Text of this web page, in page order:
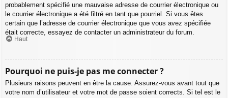
probablement spécifié une mauvaise adresse de courrier électronique ou
le courrier électronique a été filtré en tant que pourriel. Si vous êtes
certain que l’adresse de courrier électronique que vous avez spécifiée
était correcte, essayez de contacter un administrateur du forum.
Haut
Pourquoi ne puis-je pas me connecter ?
Plusieurs raisons peuvent en être la cause. Assurez-vous avant tout que
votre nom d’utilisateur et votre mot de passe soient corrects. Si tel est le